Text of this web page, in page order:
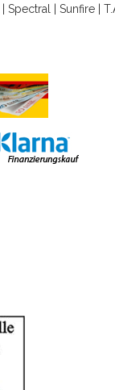
Spectral Sunfire